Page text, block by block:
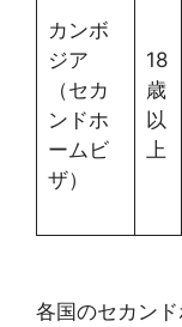
カンボ
ジア
（セカ
ンドホ
ームビ
ザ）
18
歳
以
上
各国のセカン